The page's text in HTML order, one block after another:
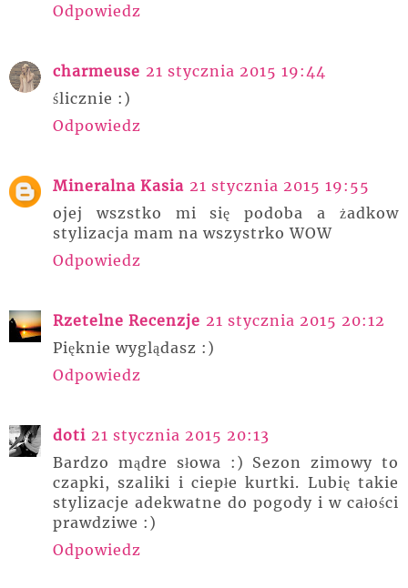
Odpowiedz
charmeuse 21 stycznia 2015 19:44
ślicznie :)
Odpowiedz
Mineralna Kasia 21 stycznia 2015 19:55
ojej wszstko mi się podoba a żadkow
stylizacja mam na wszystrko WOW
Odpowiedz
Rzetelne Recenzje 21 stycznia 2015 20:12
Pięknie wyglądasz :)
Odpowiedz
doti 21 stycznia 2015 20:13
Bardzo mądre słowa :) Sezon zimowy to
czapki, szaliki i ciepłe kurtki. Lubię takie
stylizacje adekwatne do pogody i w całości
prawdziwe :)
Odpowiedz